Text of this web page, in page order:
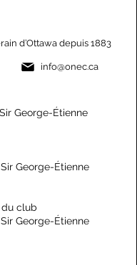
d’Ottawa depuis 1883
info@onec.ca
George-Étienne
George-Étienne
club
George-Étienne